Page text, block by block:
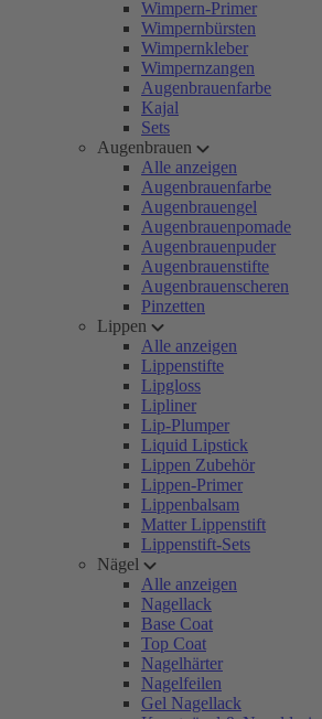
Wimpern-Primer
Wimpernbürsten
Wimpernkleber
Wimpernzangen
Augenbrauenfarbe
Kajal
Sets
Augenbrauen
Alle anzeigen
Augenbrauenfarbe
Augenbrauengel
Augenbrauenpomade
Augenbrauenpuder
Augenbrauenstifte
Augenbrauenscheren
Pinzetten
Lippen
Alle anzeigen
Lippenstifte
Lipgloss
Lipliner
Lip-Plumper
Liquid Lipstick
Lippen Zubehör
Lippen-Primer
Lippenbalsam
Matter Lippenstift
Lippenstift-Sets
Nägel
Alle anzeigen
Nagellack
Base Coat
Top Coat
Nagelhärter
Nagelfeilen
Gel Nagellack